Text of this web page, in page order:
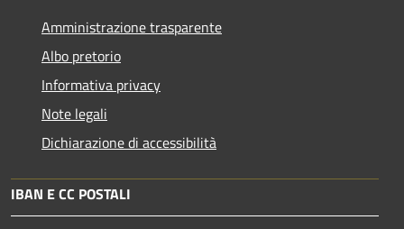
Amministrazione trasparente
Albo pretorio
Informativa privacy
Note legali
Dichiarazione di accessibilità
IBAN E CC POSTALI